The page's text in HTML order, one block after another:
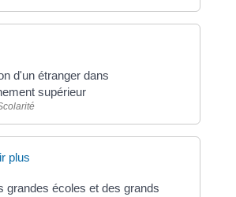
d'un étranger dans
supérieur
plus
grandes écoles et des grands